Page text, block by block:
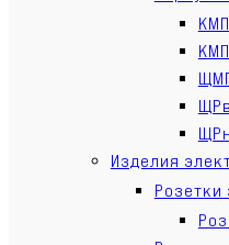
Изделия
Розетки